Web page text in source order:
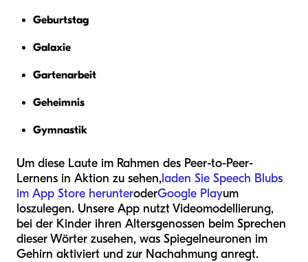
Geburtstag
Galaxie
Gartenarbeit
Geheimnis
Gymnastik
Um diese Laute im Rahmen des Peer-to-Peer-
Lernens in Aktion zu sehen,laden Sie Speech Blubs
im App Store herunteroderGoogle Playum
loszulegen. Unsere App nutzt Videomodellierung,
bei der Kinder ihren Altersgenossen beim Sprechen
dieser Wörter zusehen, was Spiegelneuronen im
Gehirn aktiviert und zur Nachahmung anregt.